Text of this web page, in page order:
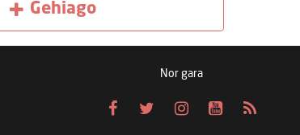
Gehiago
Nor gara